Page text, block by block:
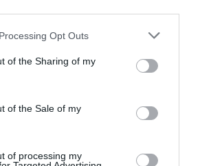
also be disclosed by us to third parties
parties.
website/app uses one or more Google
and store information including but
or usage behaviour. You may click to
to Google and its third-party tags to
Opt Outs
of the Sharing of my
of the Sale of my
of processing my
nonna Lina”: treccine allo zucchero di
biscotti da inzuppo di Giusina Battaglia
e Matteo”: tortino al cioccolato
di yogurt e crumble